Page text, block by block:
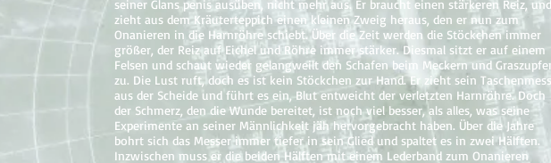
seiner Glans penis ausüben, nicht mehr aus. Er braucht einen stärkeren Reiz, und
zieht aus dem Kräuterteppich einen kleinen Zweig heraus, den er nun zum
Onanieren in die Harnröhre schiebt. Über die Zeit werden die Stöckchen immer
größer, der Reiz auf Eichel und Röhre immer stärker. Diesmal sitzt er auf einem
Felsen und schaut wieder gelangweilt den Schafen beim Meckern und
zu. Die Lust ruft, doch es ist kein Stöckchen zur Hand. Er zieht sein
aus der Scheide und führt es ein, Blut entweicht der verletzten Harnröhre. Doch
der Schmerz, den die Wunde bereitet, ist noch viel besser, als alles, was seine
Experimente an seiner Männlichkeit jäh hervorgebracht haben. Über die Jahre
bohrt sich das Messer immer tiefer in sein Glied und spaltet es in zwei Hälften.
Inzwischen muss er die beiden Hälften mit einem Lederband zum Onanieren